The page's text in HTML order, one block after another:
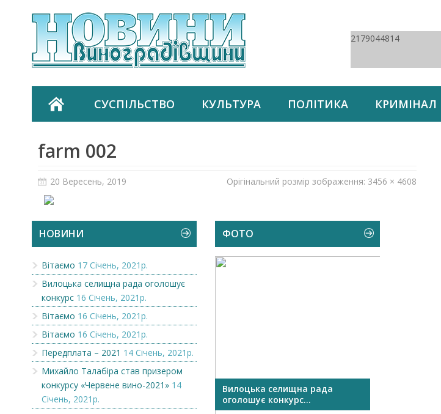
2179044814
СУСПІЛЬСТВО КУЛЬТУРА ПОЛІТИКА КРИМІНАЛ
farm 002
20 Вересень, 2019 Орігінальний розмір зображення: 3456 × 4608
НОВИНИ
Вітаємо 17 Січень, 2021р.
Вилоцька селищна рада оголошує
конкурс 16 Січень, 2021р.
Вітаємо 16 Січень, 2021р.
Вітаємо 16 Січень, 2021р.
Передплата – 2021 14 Січень, 2021р.
Михайло Талабіра став призером
конкурсу «Червене вино-2021» 14
Січень, 2021р.
ФОТО
Вітаємо
Вилоцька селищна рада
оголошує конкурс...